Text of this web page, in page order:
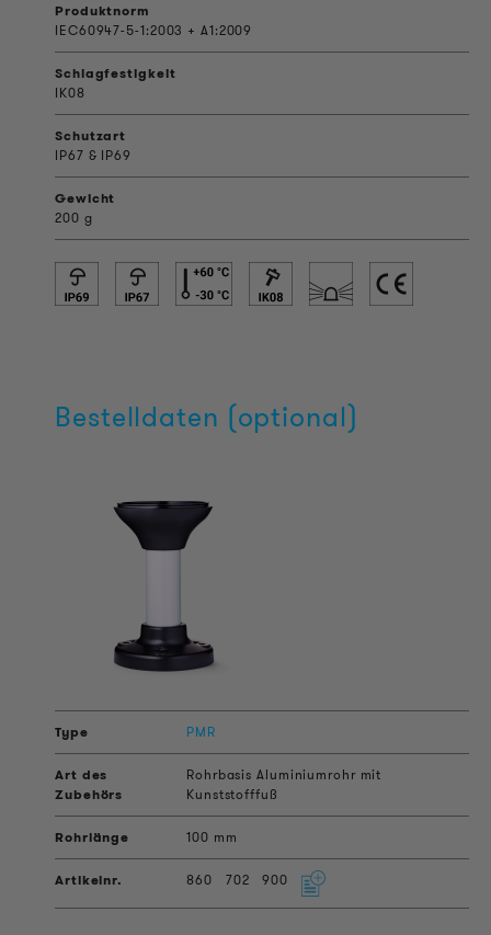
Produktnorm
IEC60947-5-1:2003 + A1:2009
Schlagfestigkeit
IK08
Schutzart
IP67 & IP69
Gewicht
200 g
Bestelldaten (optional)
PMR
Rohrbasis Aluminiumrohr mit
Kunststofffuß
100 mm
860 702 900